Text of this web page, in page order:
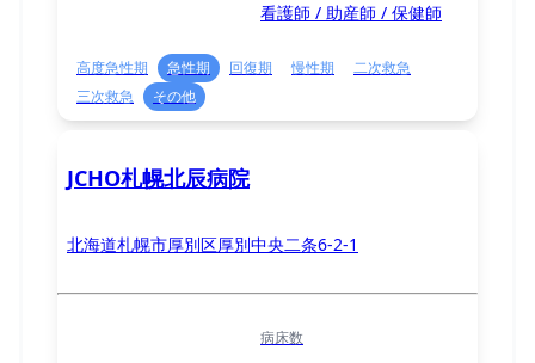
看護師 / 助産師 / 保健師
高度急性期 急性期 回復期 慢性期
二次救急
三次救急
その他
JCHO札幌北辰病院
北海道札幌市厚別区厚別中央二条6-2-1
病床数